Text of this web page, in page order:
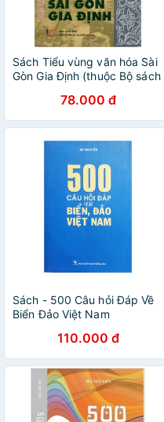
Sách Tiểu vùng văn hóa Sài
Gòn Gia Định (thuộc Bộ sách
78.000 đ
Sách - 500 Câu hỏi Đáp Về
Biển Đảo Việt Nam
110.000 đ